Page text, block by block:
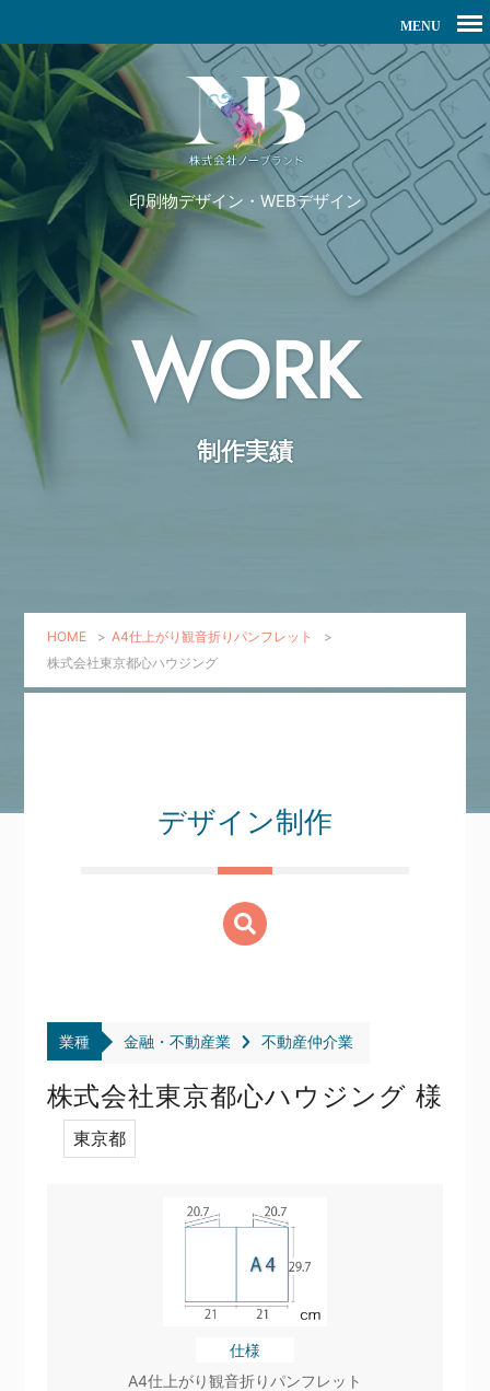
印刷物デザイン・WEBデザイン
WORK
制作実績
HOME > A4仕上がり観音折りパンフレット
>
株式会社東京都心ハウジング
デザイン制作
業種 金融・不動産業 不動産仲介業
株式会社東京都心ハウジング 様
東京都
仕様
A4仕上がり観音折りパンフレット